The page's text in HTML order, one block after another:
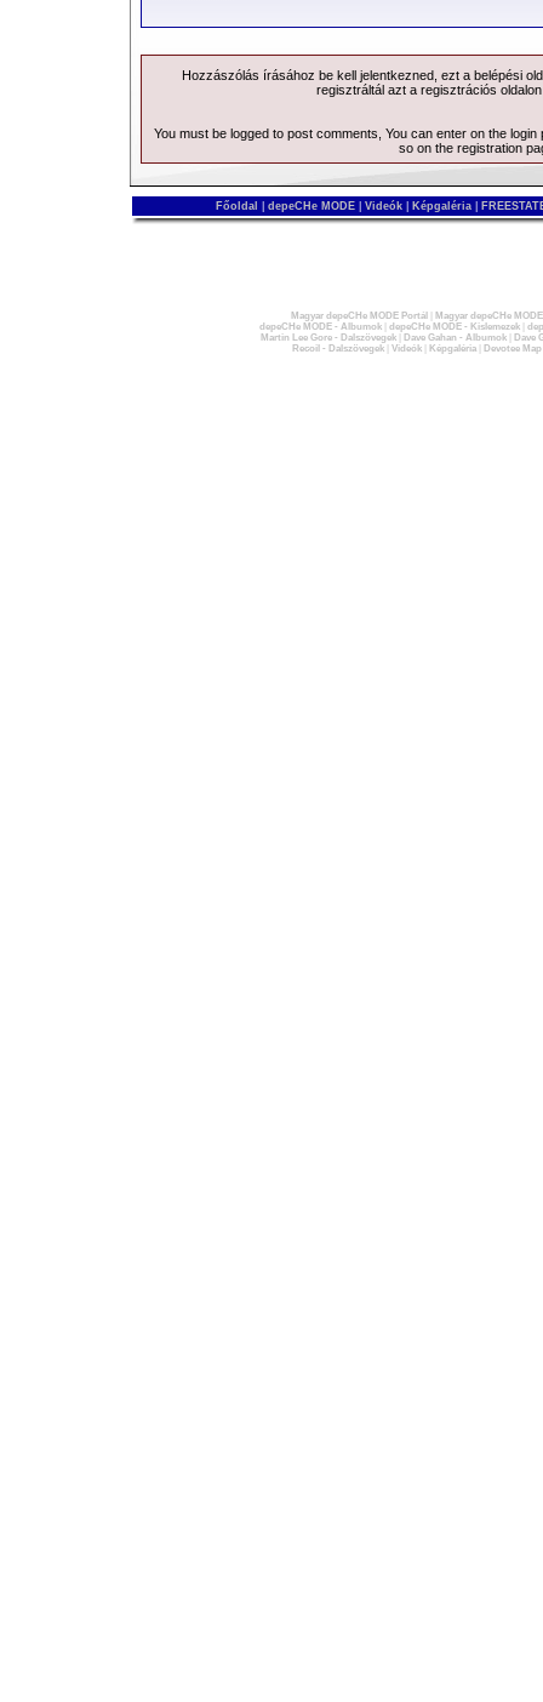
Hozzászólás írásához be kell jelentkezned, ezt a belépési
regisztráltál azt a regisztrációs
You must be logged to post comments, You can enter on the login
so on the registration
Főoldal depeCHe MODE Videók Képgaléria
Magyar depeCHe MODE Portál
Magyar depeCHe
depeCHe MODE - Albumok| depeCHe MODE - Kislemezek|
Martin Lee Gore - Dalszövegek| Dave Gahan - Albumok|
Dave
Recoil - Dalszövegek| Videók| Képgaléria| Devotee Map